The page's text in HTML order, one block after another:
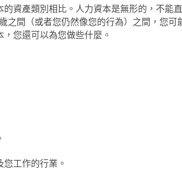
資產類別相比。人力資本是無形的，不能直
之間（或者您仍然像您的行為）之間，您可
您還可以為您做些什麼。
工作的行業。